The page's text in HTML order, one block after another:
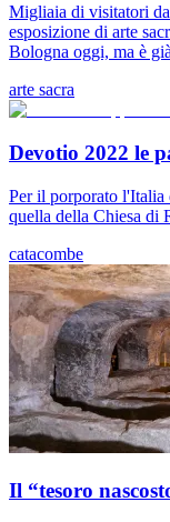
Migliaia di visitatori
esposizione di arte
Bologna oggi, ma è
arte sacra
Devotio 2022 le
Per il porporato l'Italia
quella della Chiesa di
catacombe
Il “tesoro